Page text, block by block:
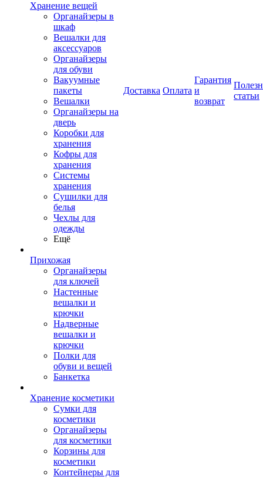
Хранение вещей
Органайзеры в
шкаф
Вешалки для
аксессуаров
Органайзеры
для обуви
Вакуумные
пакеты
Вешалки
Органайзеры на
дверь
Коробки для
хранения
Кофры для
хранения
Системы
хранения
Сушилки для
белья
Чехлы для
одежды
Ещё
Прихожая
Органайзеры
для ключей
Настенные
вешалки и
крючки
Надверные
вешалки и
крючки
Полки для
обуви и вещей
Банкетка
Хранение косметики
Сумки для
косметики
Органайзеры
для косметики
Корзины для
косметики
Контейнеры для
Доставка Оплата
Гарантия
и
возврат
статьи